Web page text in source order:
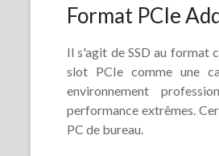
Format PCIe
Il s'agit de SSD au format
slot PCIe comme une
environnement
performance extrêmes.
PC de bureau.